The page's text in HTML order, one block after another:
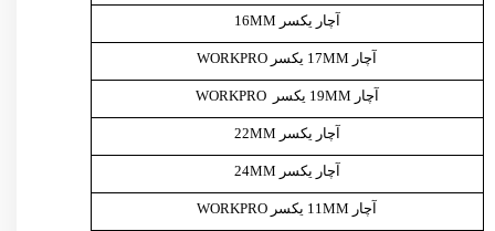
آچار یکسر 16MM
آچار 17MM یکسر WORKPRO
آچار 19MM یکسر WORKPRO
آچار یکسر 22MM
آچار یکسر 24MM
آچار 11MM یکسر WORKPRO